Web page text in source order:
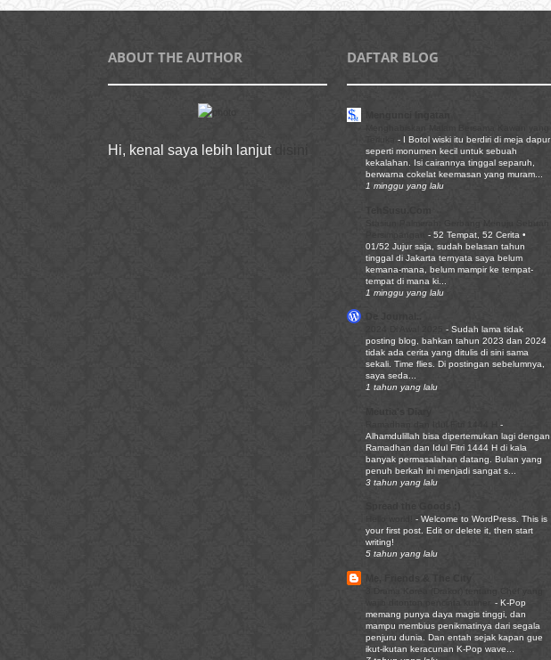
ABOUT THE AUTHOR
Hi, kenal saya lebih lanjut
DAFTAR BLOG
- I Botol wiski itu berdiri di meja dapur
seperti monumen kecil untuk sebuah
kekalahan. Isi cairannya tinggal separuh,
berwarna cokelat keemasan yang muram...
1 minggu yang lalu
- 52 Tempat, 52 Cerita •
01/52 Jujur saja, sudah belasan tahun
tinggal di Jakarta ternyata saya belum
kemana-mana, belum mampir ke tempat-
tempat di mana ki...
1 minggu yang lalu
- Sudah lama tidak
posting blog, bahkan tahun 2023 dan 2024
tidak ada cerita yang ditulis di sini sama
sekali. Time flies. Di postingan sebelumnya,
saya seda...
1 tahun yang lalu
-
Alhamdulillah bisa dipertemukan lagi dengan
Ramadhan dan Idul Fitri 1444 H di kala
banyak permasalahan datang. Bulan yang
penuh berkah ini menjadi sangat s...
3 tahun yang lalu
- Welcome to WordPress. This is
your first post. Edit or delete it, then start
writing!
5 tahun yang lalu
- K-Pop
memang punya daya magis tinggi, dan
mampu membius penikmatinya dari segala
penjuru dunia. Dan entah sejak kapan gue
ikut-ikutan keracunan K-Pop wave...